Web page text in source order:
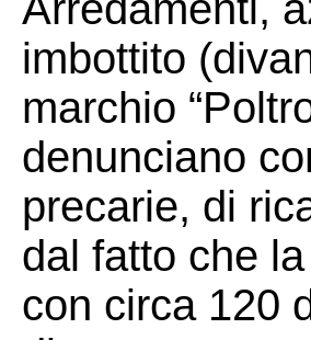
imbottito
marchio
denunciano
precarie, di
dal fatto che
con circa 120